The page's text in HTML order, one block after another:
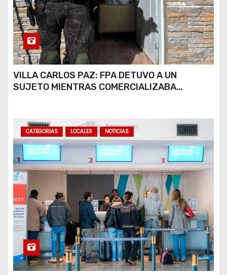
VILLA CARLOS PAZ: FPA DETUVO A UN
SUJETO MIENTRAS COMERCIALIZABA
CATEGORIAS LOCALES NOTICIAS